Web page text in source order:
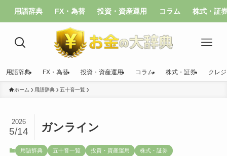
用語辞典 FX・為替 投資・資産運用 コラム 株式・証
用語辞典 FX・為替 投資・資産運用 コラム 株式・証券 クレ
ホーム 用語辞典 五十音一覧
ガンライン
2026
5/14
用語辞典 五十音一覧 投資・資産運用 株式・証券